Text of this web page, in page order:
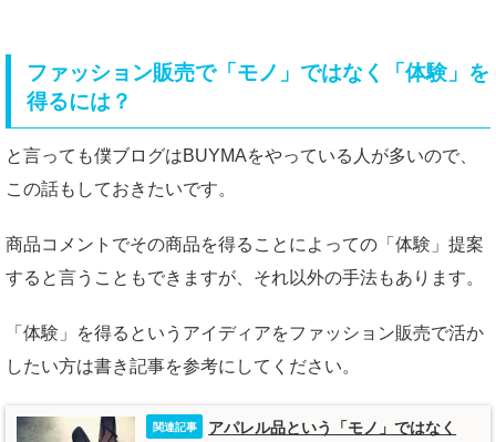
ファッション販売で「モノ」ではなく「体験」を
得るには？
と言っても僕ブログはBUYMAをやっている人が多いので、
この話もしておきたいです。
商品コメントでその商品を得ることによっての「体験」提案
すると言うこともできますが、それ以外の手法もあります。
「体験」を得るというアイディアをファッション販売で活か
したい方は書き記事を参考にしてください。
アパレル品という「モノ」ではなく